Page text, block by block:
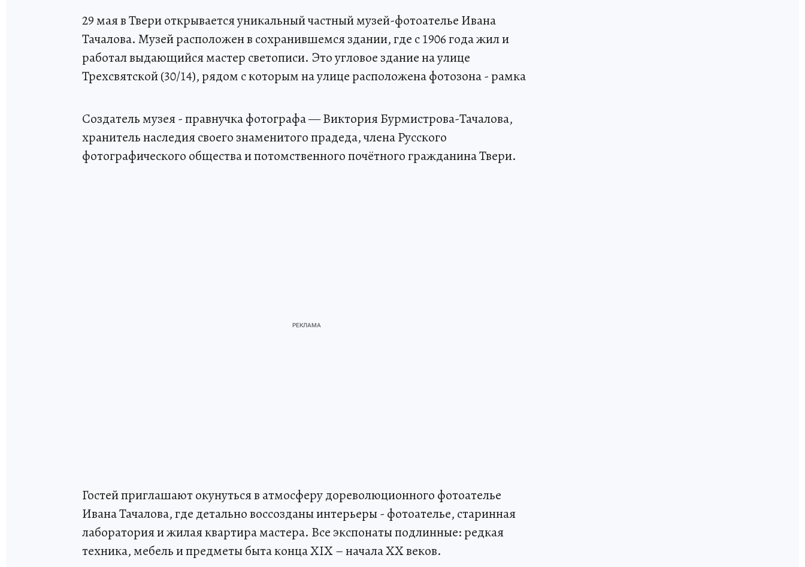
29 мая в Твери открывается уникальный частный музей-фотоателье Ивана
Тачалова. Музей расположен в сохранившемся здании, где с 1906 года жил и
работал выдающийся мастер светописи. Это угловое здание на улице
Трехсвятской (30/14), рядом с которым на улице расположена фотозона - рамка
Создатель музея - правнучка фотографа — Виктория Бурмистрова-Тачалова,
хранитель наследия своего знаменитого прадеда, члена Русского
фотографического общества и потомственного почётного гражданина Твери.
Гостей приглашают окунуться в атмосферу дореволюционного фотоателье
Ивана Тачалова, где детально воссозданы интерьеры - фотоателье, старинная
лаборатория и жилая квартира мастера. Все экспонаты подлинные: редкая
техника, мебель и предметы быта конца XIX – начала XX веков.